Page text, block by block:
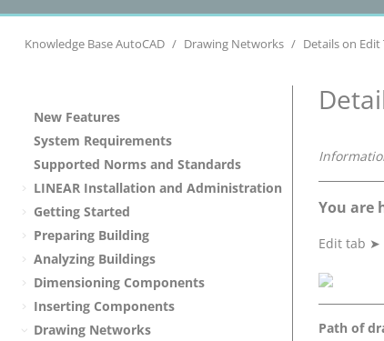
Knowledge Base AutoCAD Drawing Networks Details on
New Features
System Requirements
Supported Norms and Standards
LINEAR Installation and Administration
Getting Started
Preparing Building
Analyzing Buildings
Dimensioning Components
Inserting Components
Drawing Networks
You are
Edit tab ➤
Path of